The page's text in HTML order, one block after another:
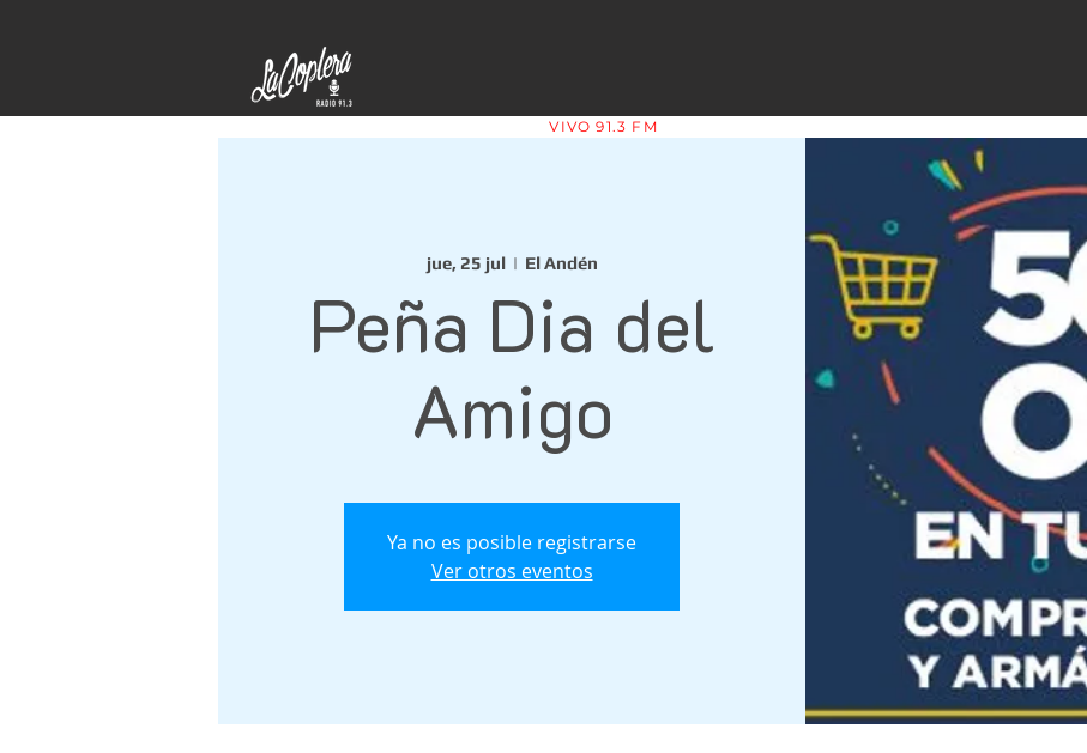
VIVO 91.3 FM
jue, 25 jul
  |
El Andén
Peña Dia del
Amigo
Ya no es posible registrarse
Ver otros eventos